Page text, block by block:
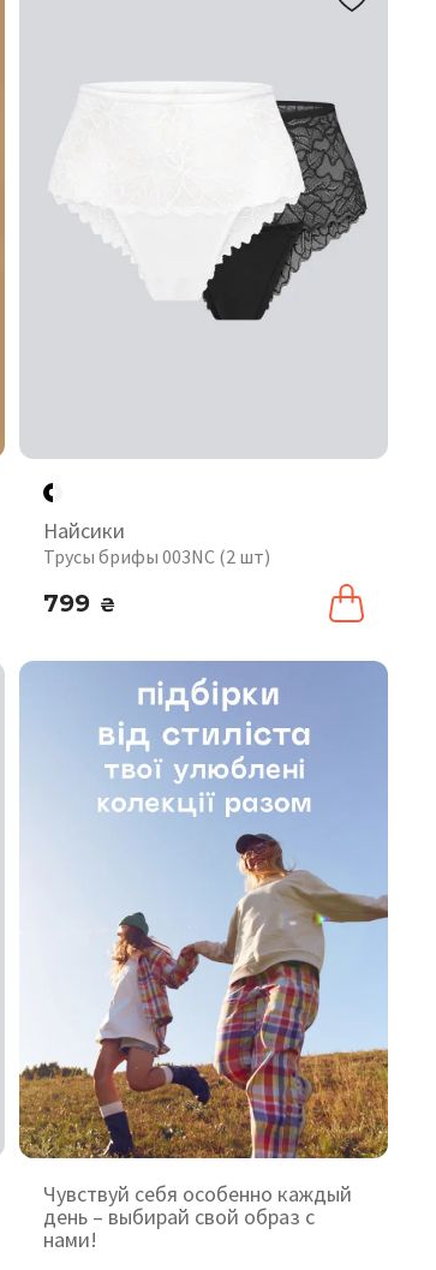
Найсики
Трусы брифы 003NC (2 шт)
799 ₴
Чувствуй себя особенно каждый
день – выбирай свой образ с
нами!